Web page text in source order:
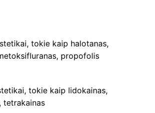
tokie kaip halotanas,
propofolis
tokie kaip lidokainas,
tetrakainas